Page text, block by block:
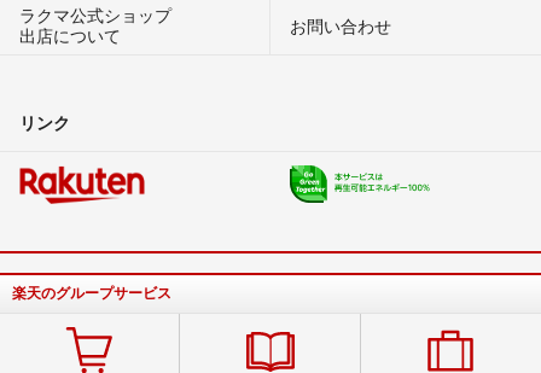
ラクマ公式ショップ
出店について
お問い合わせ
リンク
楽天のグループサービス